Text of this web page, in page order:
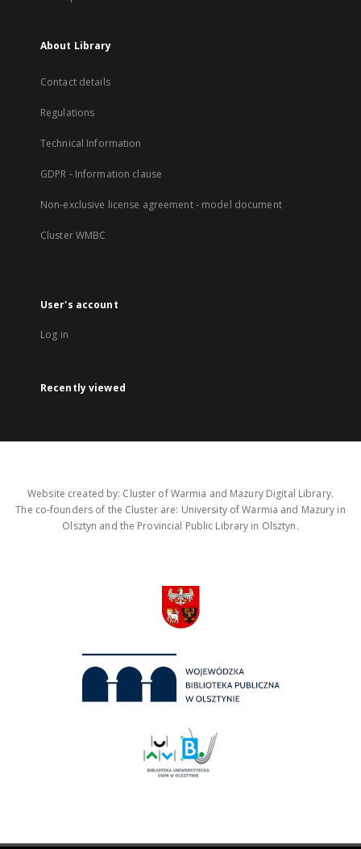
About Library
Contact details
Regulations
Technical Information
GDPR - Information clause
Non-exclusive license agreement - model document
Cluster WMBC
User's account
Log in
Recently viewed
Website created by: Cluster of Warmia and Mazury Digital Library.
The co-founders of the Cluster are: University of Warmia and Mazury in
Olsztyn and the Provincial Public Library in Olsztyn.